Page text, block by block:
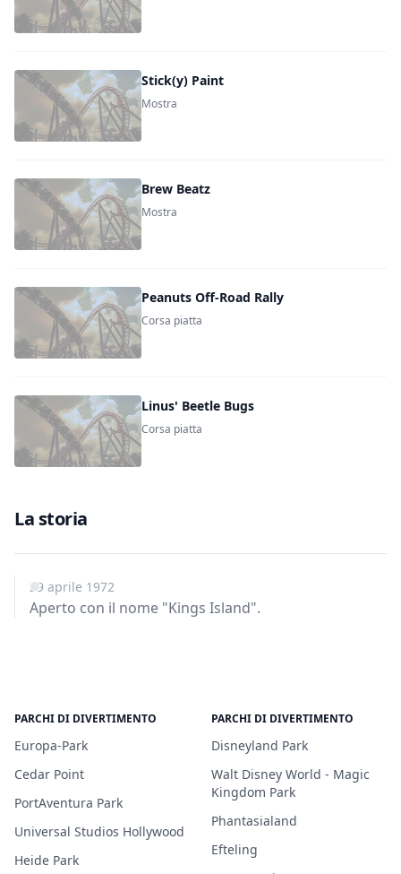
Stick(y) Paint
Mostra
Brew Beatz
Mostra
Peanuts Off-Road Rally
Corsa piatta
Linus' Beetle Bugs
Corsa piatta
La storia
29 aprile 1972
Aperto con il nome "Kings Island".
PARCHI DI DIVERTIMENTO
Europa-Park
Cedar Point
PortAventura Park
Universal Studios Hollywood
Heide Park
PARCHI DI DIVERTIMENTO
Disneyland Park
Walt Disney World - Magic
Kingdom Park
Phantasialand
Efteling